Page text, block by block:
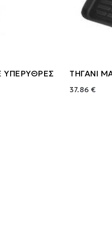
ΤΗΓΑΝΙ
37.86 €